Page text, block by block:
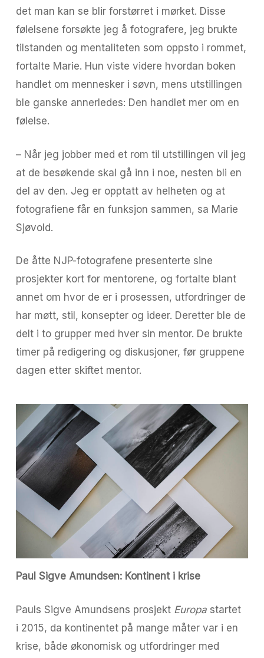
det man kan se blir forstørret i mørket. Disse
følelsene forsøkte jeg å fotografere, jeg brukte
tilstanden og mentaliteten som oppsto i rommet,
fortalte Marie. Hun viste videre hvordan boken
handlet om mennesker i søvn, mens utstillingen
ble ganske annerledes: Den handlet mer om en
følelse.
– Når jeg jobber med et rom til utstillingen vil jeg
at de besøkende skal gå inn i noe, nesten bli en
del av den. Jeg er opptatt av helheten og at
fotografiene får en funksjon sammen, sa Marie
Sjøvold.
De åtte NJP-fotografene presenterte sine
prosjekter kort for mentorene, og fortalte blant
annet om hvor de er i prosessen, utfordringer de
har møtt, stil, konsepter og ideer. Deretter ble de
delt i to grupper med hver sin mentor. De brukte
timer på redigering og diskusjoner, før gruppene
dagen etter skiftet mentor.
Paul Sigve Amundsen: Kontinent i krise
Pauls Sigve Amundsens prosjekt Europastartet
i 2015, da kontinentet på mange måter var i en
krise, både økonomisk og utfordringer med